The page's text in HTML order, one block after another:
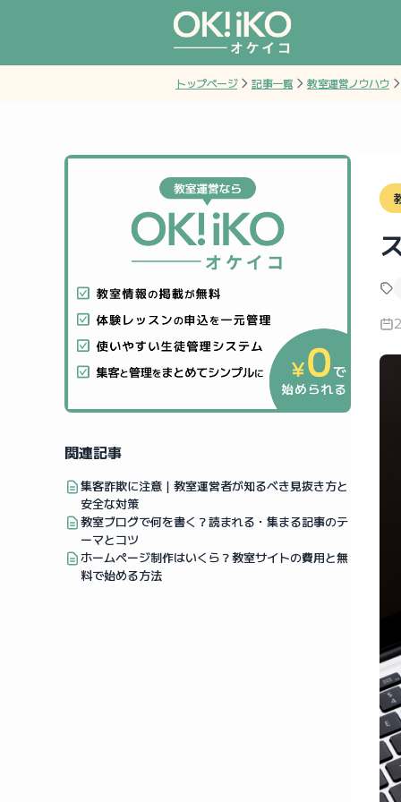
トップページ 記事一覧 教室運営ノウハウ
関連記事
集客詐欺に注意｜教室運営者が知るべき見抜き方と
安全な対策
教室ブログで何を書く？読まれる・集まる記事のテ
ーマとコツ
ホームページ制作はいくら？教室サイトの費用と無
料で始める方法